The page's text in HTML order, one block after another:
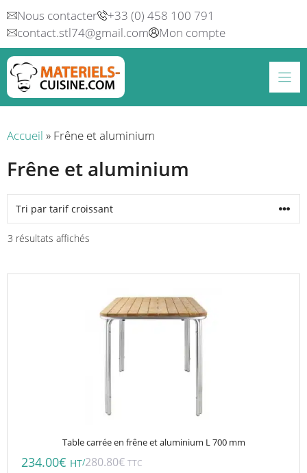
Aller
au
contenu
Nous contacter
+33 (0) 458 100 791
contact.stl74@gmail.com
Mon compte
Accueil » Frêne et aluminium
Frêne et aluminium
3 résultats affichés
Table carrée en frêne et aluminium L 700 mm
234.00€ HT/280.80€ TTC